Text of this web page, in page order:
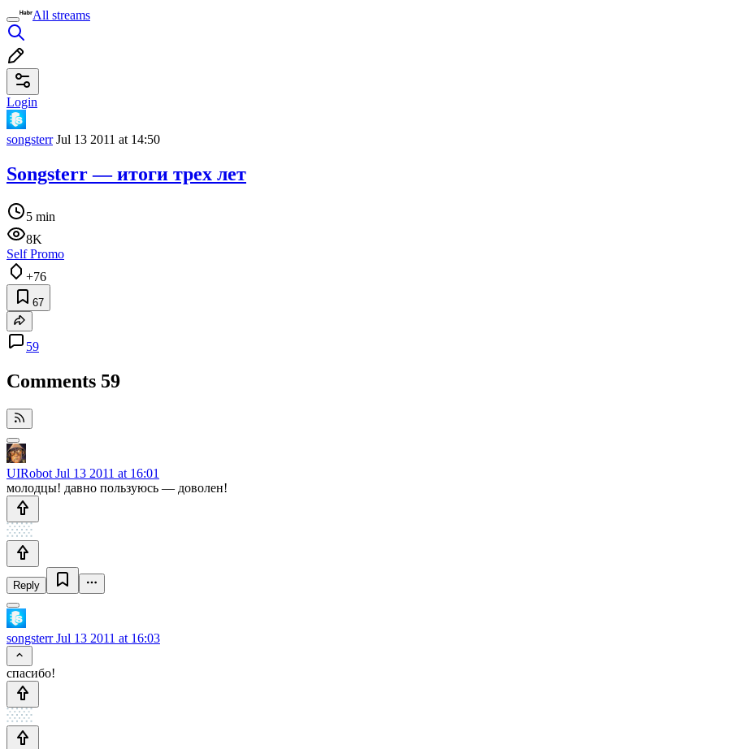
All streams
Login
songsterrJul 13 2011 at 14:50
Songsterr — итоги трех лет
5 min
8K
Self Promo
+76
67
59
Comments 59
UIRobot Jul 13 2011 at 16:01
молодцы! давно пользуюсь — доволен!
Reply
songsterrJul 13 2011 at 16:03
спасибо!